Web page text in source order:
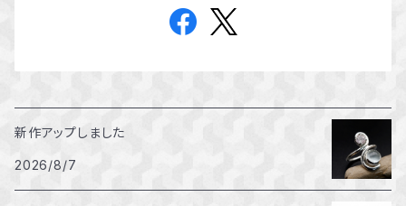
新作アップしました
2026/8/7